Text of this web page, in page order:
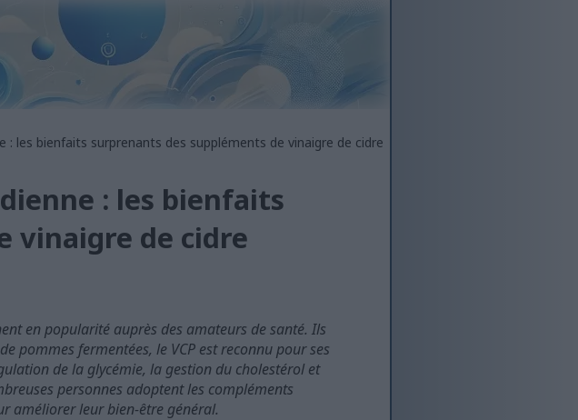
les bienfaits surprenants des suppléments de vinaigre de cidre
: les bienfaits
vinaigre de cidre
en popularité auprès des amateurs de santé. Ils
pommes fermentées, le VCP est reconnu pour ses
de la glycémie, la gestion du cholestérol et
personnes adoptent les compléments
améliorer leur bien-être général.